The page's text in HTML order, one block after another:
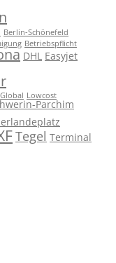
Berlin-Schönefeld
Betriebspflicht
DHL Easyjet
Lowcost
Parchim
Tegel Terminal